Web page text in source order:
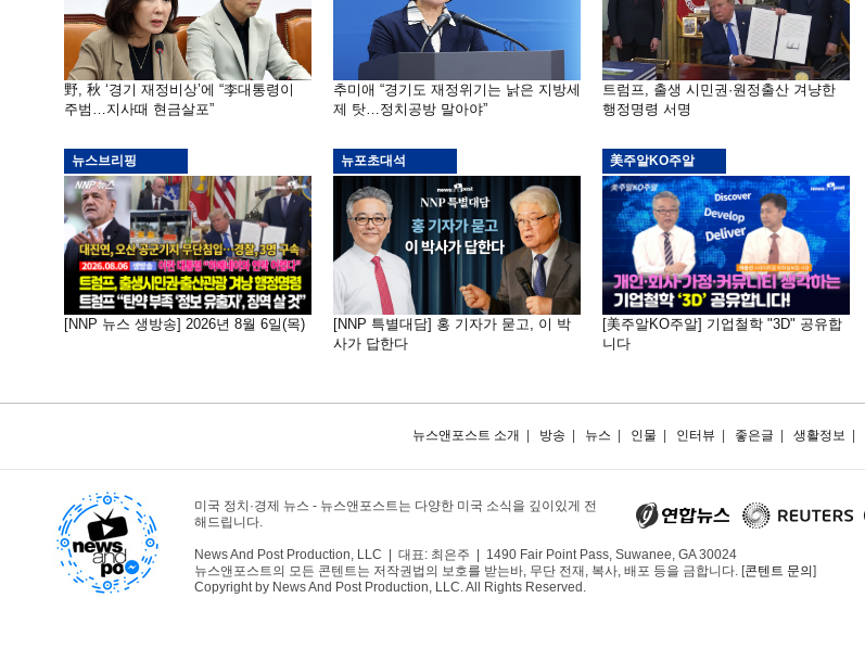
野, 秋 ‘경기 재정비상’에 “李대통령이
주범…지사때 현금살포”
추미애 “경기도 재정위기는 낡은 지방세
제 탓…정치공방 말아야”
트럼프, 출생 시민권·원정출산 겨냥한
행정명령 서명
뉴스브리핑
[NNP 뉴스 생방송] 2026년 8월 6일(목)
뉴포초대석
[NNP 특별대담] 홍 기자가 묻고, 이 박
사가 답한다
美주알KO주알
[美주알KO주알] 기업철학 "3D" 공유합
니다
뉴스앤포스트 소개 방송 뉴스 인물 인터뷰 좋은글 생활정보
미국 정치·경제 뉴스 - 뉴스앤포스트는 다양한 미국 소식을 깊이있게 전
해드립니다.
News And Post Production, LLC | 대표: 최은주 | 1490 Fair Point Pass, Suwanee, GA 30024
뉴스앤포스트의 모든 콘텐트는 저작권법의 보호를 받는바, 무단 전재, 복사, 배포 등을 금합니다. [콘텐트 문의 ]
Copyright by News And Post Production, LLC. All Rights Reserved.